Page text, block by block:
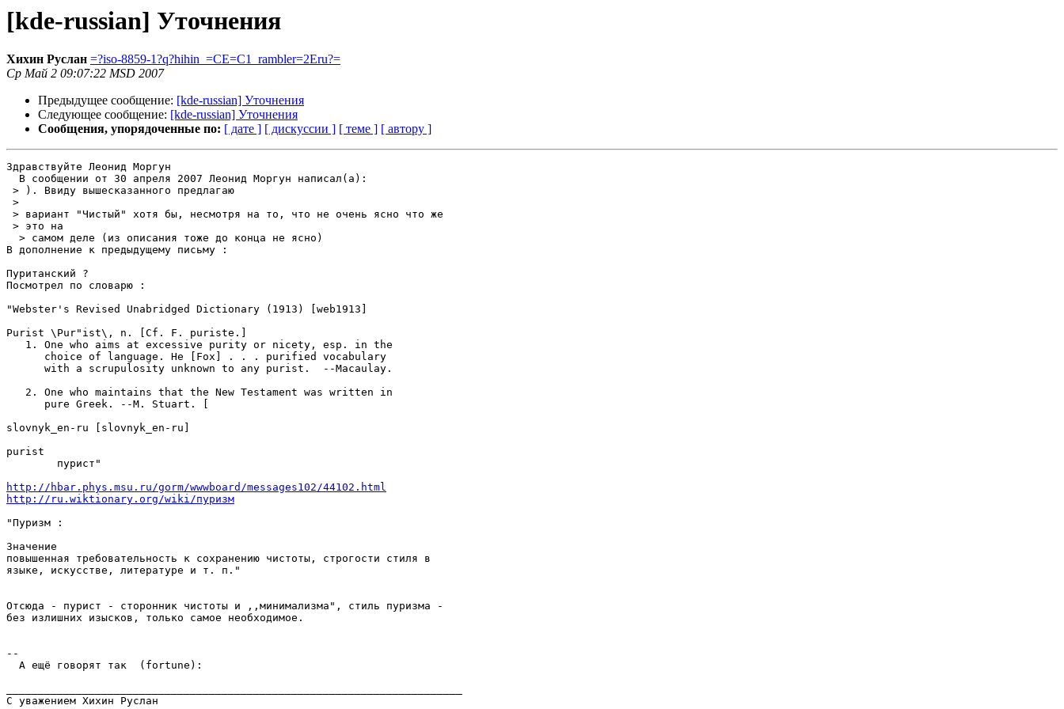
[kde-russian] Уточнения
Хихин Руслан =?iso-8859-1?q?hihin_=CE=C1_rambler=2Eru?=
Ср Май 2 09:07:22 MSD 2007
Предыдущее сообщение: [kde-russian] Уточнения
Следующее сообщение: [kde-russian] Уточнения
Сообщения, упорядоченные по: [ дате ] [ дискуссии ] [ теме ] [ автору ]
Здравствуйте Леонид Моргун
  В сообщении от 30 апреля 2007 Леонид Моргун написал(a):
> ). Ввиду вышесказанного предлагаю
>
> вариант "Чистый" хотя бы, несмотря на то, что не очень ясно что же
> это на
  > самом деле (из описания тоже до конца не ясно)
В дополнение к предыдущему письму :
Пуританский ?
Посмотрел по словарю :
"Webster's Revised Unabridged Dictionary (1913) [web1913]
Purist \Pur"ist\, n. [Cf. F. puriste.]
   1. One who aims at excessive purity or nicety, esp. in the
      choice of language. He [Fox] . . . purified vocabulary
      with a scrupulosity unknown to any purist.  --Macaulay.
   2. One who maintains that the New Testament was written in
      pure Greek. --M. Stuart. [
slovnyk_en-ru [slovnyk_en-ru]
purist
        пурист"
http://hbar.phys.msu.ru/gorm/wwwboard/messages102/44102.html
http://ru.wiktionary.org/wiki/пуризм
"Пуризм :
Значение
повышенная требовательность к сохранению чистоты, строгости стиля в
языке, искусстве, литературе и т. п."
Отсюда - пурист - сторонник чистоты и ,,минимализма", стиль пуризма -
без излишних изысков, только самое необходимое.
--
  А ещё говорят так  (fortune):
С уважением Хихин Руслан